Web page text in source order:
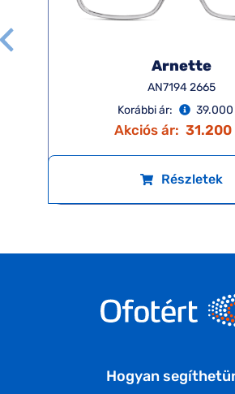
Arnette
AN7194 2665
Korábbi ár:
39.000
Akciós ár: 31.200
Részletek
Hogyan